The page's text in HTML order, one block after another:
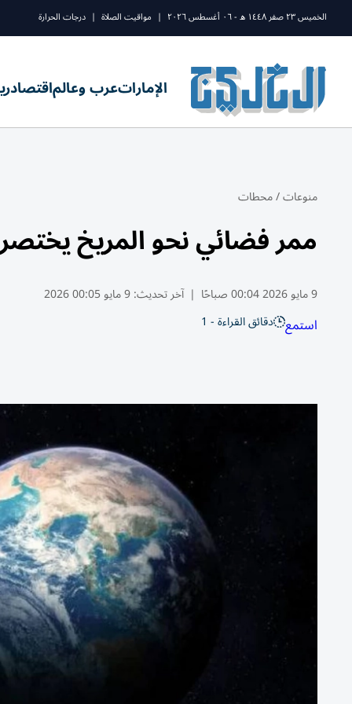
الخميس ٢٣ صفر ١٤٤٨ ه - ٠٦ أغسطس ٢٠٢٦ | مواقيت الصلاة | درجات الحرارة
الإماراتعرب وعالماقتصاد
منوعات/محطات
ممر فضائي نحو المريخ يختصر
9 مايو 2026 00:04 صباحًا | آخر تحديث:9 مايو 00:05 2026
استمع دقائق القراءة - 1